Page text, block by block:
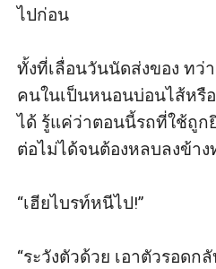
ไปก่อน
ทั้งที่เลื่อนวันนัดส่งของ ทว่
คนในเป็นหนอนบ่อนไส้หรื
ได้ รู้แค่ว่าตอนนี้รถที่ใช้ถูก
ต่อไม่ได้จนต้องหลบลงข้าง
“เฮียไบรท์หนีไป!”
“ระวังตัวด้วย เอาตัวรอด